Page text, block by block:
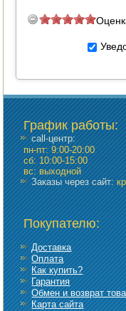
График работы:
call-центр:
пн-пт: 9:00-20:00
сб: 10:00-15:00
вс: выходной
Заказы через сайт:
Покупателю:
Доставка
Оплата
Как купить?
Гарантия
Обмен и возврат
Карта сайта